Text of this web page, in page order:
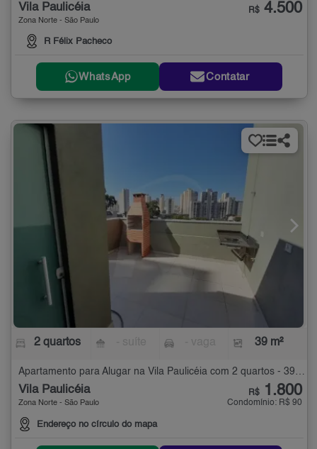
Vila Paulicéia
Zona Norte - São Paulo
R Félix Pacheco
R$ 4.500
WhatsApp Contatar
2 quartos 39 m²
Apartamento para Alugar na Vila Paulicéia com 2 quartos - 39 m²
Vila Paulicéia
Zona Norte - São Paulo
Endereço no círculo do mapa
R$ 1.800
Condomínio: R$ 90